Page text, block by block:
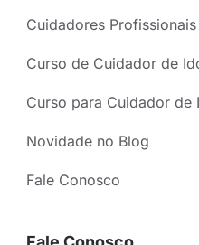
Cuidadores Profissionais
Curso de Cuidador de
Curso para Cuidador de
Novidade no Blog
Fale Conosco